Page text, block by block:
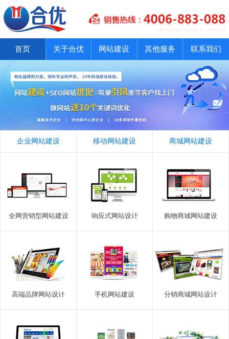
首页 关于合优 网站建设 其他服务 联系我们
企业网站建设 移动网站建设 商城网站建设
全网营销型网站建设 响应式网站设计 购物商城网站建设
高端品牌网站设计 手机网站建设 分销商城网站设计